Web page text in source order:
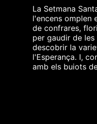
La Setmana
l'encens omplen
de confrares,
per gaudir de
descobrir la
l'Esperança. I,
amb els bujots